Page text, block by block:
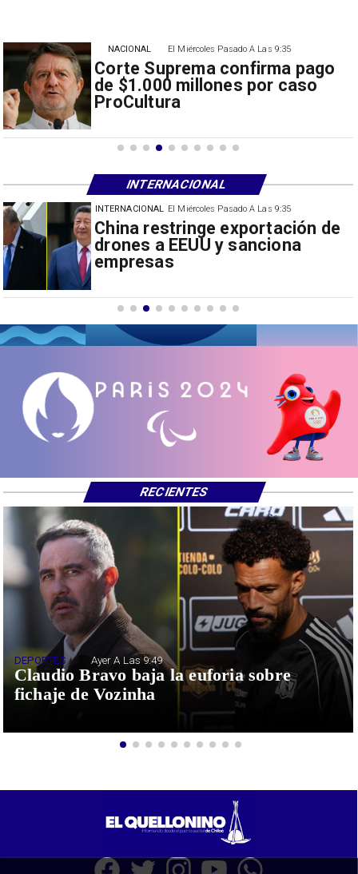
El Miércoles Pasado A Las 9:35
Papa León XIV anuncia gira por
Sudamérica
INTERNACIONAL
El Miércoles Pasado A Las 9:35
Corte Suprema confirma pago
de $1.000 millones por caso
ProCultura
NACIONAL
INTERNACIONAL
Claudio Bravo baja la euforia sobre
fichaje de Vozinha
DEPORTES Ayer A Las 9:49
RECIENTES